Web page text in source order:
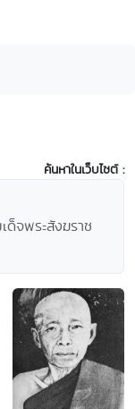
ค้นหาในเว็บไซต์ :
ด็จพระสังฆราช